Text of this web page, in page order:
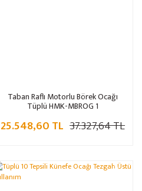
Taban Raflı Motorlu Börek Ocağı
Tüplü HMK-MBROG 1
25.548,60 TL 37.327,64 TL
%32